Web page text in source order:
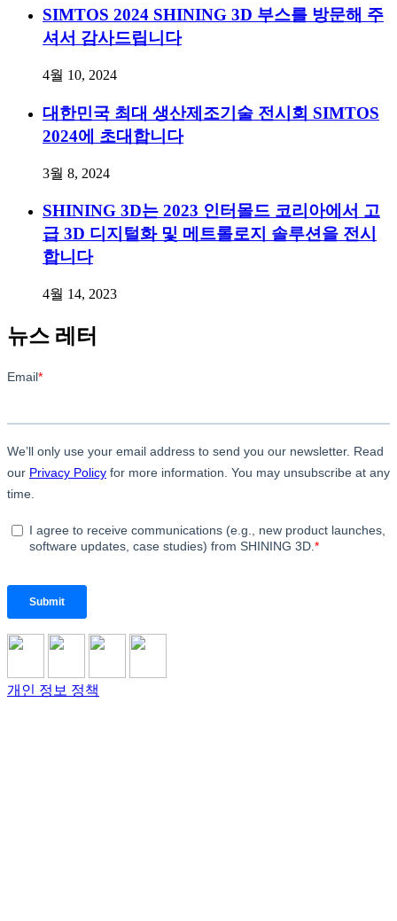
SIMTOS 2024 SHINING 3D 부스를 방문해 주
셔서 감사드립니다
4월 10, 2024
대한민국 최대 생산제조기술 전시회 SIMTOS
2024에 초대합니다
3월 8, 2024
SHINING 3D는 2023 인터몰드 코리아에서 고
급 3D 디지털화 및 메트롤로지 솔루션을 전시
합니다
4월 14, 2023
뉴스 레터
개인 정보 정책